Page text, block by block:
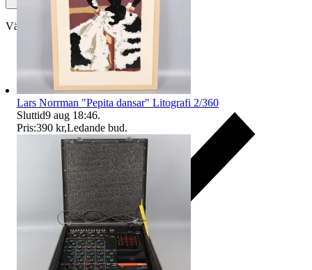
Välj till köparskydd
Lars Norrman "Pepita dansar" Litografi 2/360
Sluttid9 aug 18:46.
Pris:390 kr,Ledande bud.